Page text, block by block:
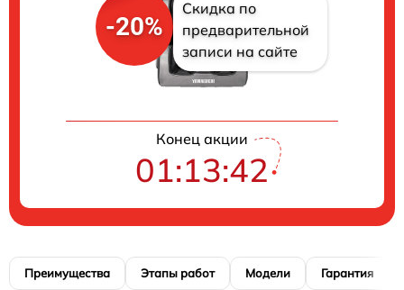
-20%
Скидка по
предварительной
записи на сайте
Конец акции
01:13:42
Преимущества Этапы работ Модели Гарантия